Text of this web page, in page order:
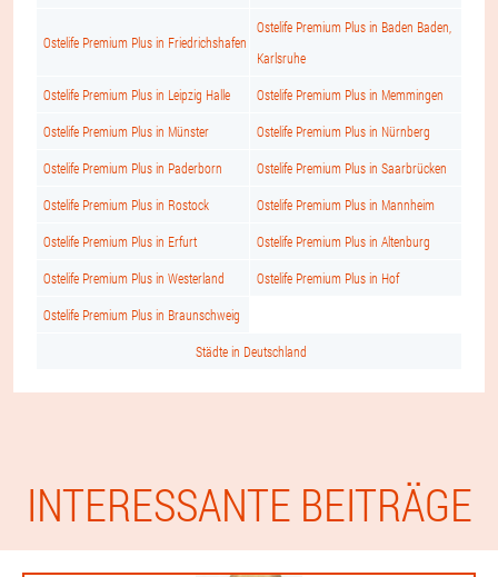
Ostelife Premium Plus in Friedrichshafen
Ostelife Premium Plus in Baden Baden,
Karlsruhe
Ostelife Premium Plus in Leipzig Halle Ostelife Premium Plus in Memmingen
Ostelife Premium Plus in Münster Ostelife Premium Plus in Nürnberg
Ostelife Premium Plus in Paderborn Ostelife Premium Plus in Saarbrücken
Ostelife Premium Plus in Rostock Ostelife Premium Plus in Mannheim
Ostelife Premium Plus in Erfurt Ostelife Premium Plus in Altenburg
Ostelife Premium Plus in Westerland Ostelife Premium Plus in Hof
Ostelife Premium Plus in Braunschweig
Städte in Deutschland
INTERESSANTE BEITRÄGE